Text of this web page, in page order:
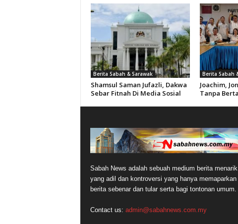
Berita Sabah & Sarawak
Shamsul Saman Jufazli, Dakwa
Sebar Fitnah Di Media Sosial
Berita Sabah
Joachim,
Tanpa
Sabah News adalah sebuah medium berita menarik
yang adil dan kontroversi yang hanya memaparkan
berita sebenar dan tular serta bagi tontonan umum.
Contact us: admin@sabahnews.com.my